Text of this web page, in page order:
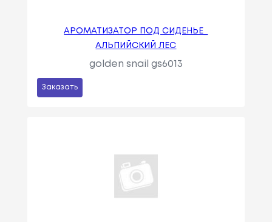
АРОМАТИЗАТОР ПОД СИДЕНЬЕ_
АЛЬПИЙСКИЙ ЛЕС
golden snail gs6013
Заказать